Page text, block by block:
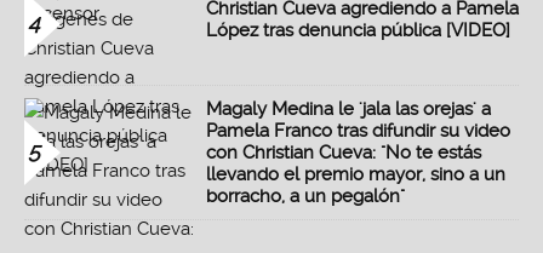
4
Christian Cueva agrediendo a Pamela
López tras denuncia pública [VIDEO]
5
Magaly Medina le 'jala las orejas' a
Pamela Franco tras difundir su video
con Christian Cueva: "No te estás
llevando el premio mayor, sino a un
borracho, a un pegalón"